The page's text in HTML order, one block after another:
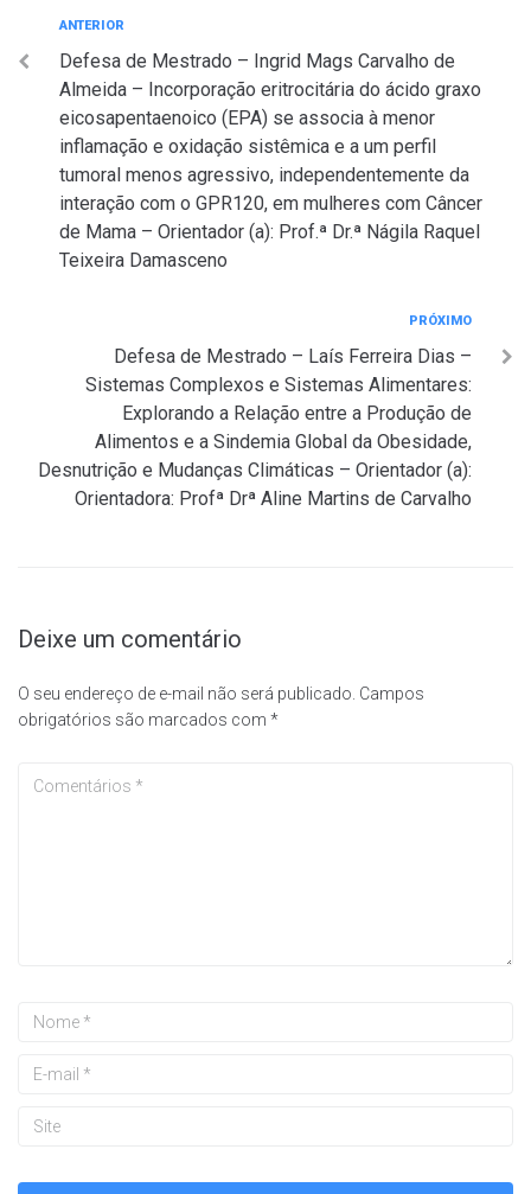
Navegação
de
Post
Anterior
ANTERIOR
Defesa de Mestrado – Ingrid Mags Carvalho de
Almeida – Incorporação eritrocitária do ácido graxo
eicosapentaenoico (EPA) se associa à menor
inflamação e oxidação sistêmica e a um perfil
tumoral menos agressivo, independentemente da
interação com o GPR120, em mulheres com Câncer
de Mama – Orientador (a): Prof.ª Dr.ª Nágila Raquel
Teixeira Damasceno
PRÓXIMO
Defesa de Mestrado – Laís Ferreira Dias –
Sistemas Complexos e Sistemas Alimentares:
Explorando a Relação entre a Produção de
Alimentos e a Sindemia Global da Obesidade,
Desnutrição e Mudanças Climáticas – Orientador (a):
Orientadora: Profª Drª Aline Martins de Carvalho
Deixe um comentário
O seu endereço de e-mail não será publicado. Campos
obrigatórios são marcados com *